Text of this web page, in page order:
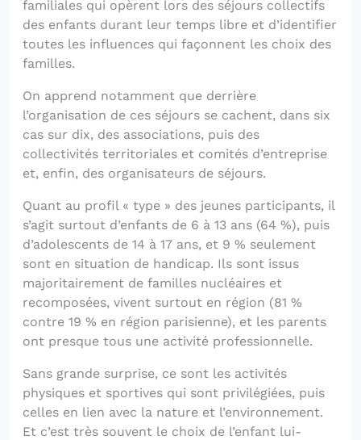
familiales qui opèrent lors des séjours collectifs
des enfants durant leur temps libre et d’identifier
toutes les influences qui façonnent les choix des
familles.
On apprend notamment que derrière
l’organisation de ces séjours se cachent, dans six
cas sur dix, des associations, puis des
collectivités territoriales et comités d’entreprise
et, enfin, des organisateurs de séjours.
Quant au profil « type » des jeunes participants, il
s’agit surtout d’enfants de 6 à 13 ans (64 %), puis
d’adolescents de 14 à 17 ans, et 9 % seulement
sont en situation de handicap. Ils sont issus
majoritairement de familles nucléaires et
recomposées, vivent surtout en région (81 %
contre 19 % en région parisienne), et les parents
ont presque tous une activité professionnelle.
Sans grande surprise, ce sont les activités
physiques et sportives qui sont privilégiées, puis
celles en lien avec la nature et l’environnement.
Et c’est très souvent le choix de l’enfant lui-